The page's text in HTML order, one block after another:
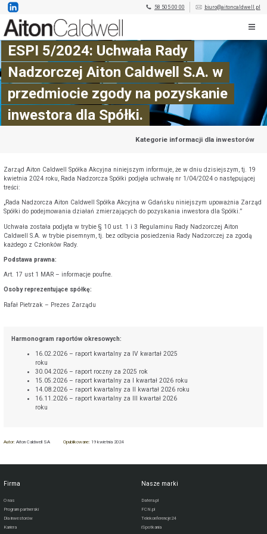
58 505 00 00 biuro@aitoncaldwell.pl
ESPI 5/2024: Uchwała Rady
Nadzorczej Aiton Caldwell S.A. w
przedmiocie zgody na pozyskanie
inwestora dla Spółki.
Kategorie informacji dla inwestorów
Zarząd Aiton Caldwell Spółka Akcyjna niniejszym informuje, że w dniu dzisiejszym, tj. 19
kwietnia 2024 roku, Rada Nadzorcza Spółki podjęła uchwałę nr 1/04/2024 o następującej
treści:
„Rada Nadzorcza Aiton Caldwell Spółka Akcyjna w Gdańsku niniejszym upoważnia Zarząd
Spółki do podejmowania działań zmierzających do pozyskania inwestora dla Spółki.”
Uchwała została podjęta w trybie § 10 ust. 1 i 3 Regulaminu Rady Nadzorczej Aiton
Caldwell S.A. w trybie pisemnym, tj. bez odbycia posiedzenia Rady Nadzorczej za zgodą
każdego z Członków Rady.
Podstawa prawna:
Art. 17 ust 1 MAR – informacje poufne.
Osoby reprezentujące spółkę:
Rafał Pietrzak – Prezes Zarządu
Harmonogram raportów okresowych:
16.02.2026 – raport kwartalny za IV kwartał 2025
roku
30.04.2026 – raport roczny za 2025 rok
15.05.2026 – raport kwartalny za I kwartał 2026 roku
14.08.2026 – raport kwartalny za II kwartał 2026 roku
16.11.2026 – raport kwartalny za III kwartał 2026
roku
Autor:Aiton Caldwell SA Opublikowane: 19 kwietnia 2024
Firma
O nas
Program partnerski
Dla inwestorów
Kariera
Nasze marki
Datera.pl
FCN.pl
Telekonferencje24
iSpotkania